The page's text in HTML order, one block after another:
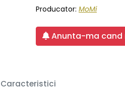
Producator: MoMi
Anunta-ma cand
Caracteristici